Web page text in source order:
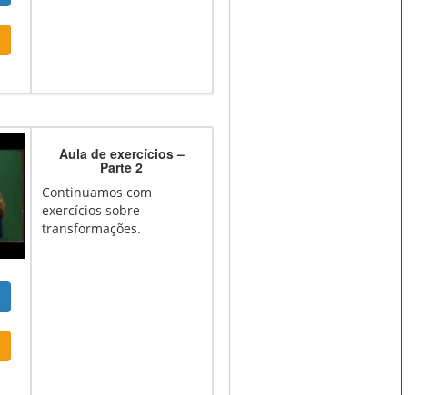
Aula de exercícios –
Parte 2
Continuamos com
exercícios sobre
transformações.